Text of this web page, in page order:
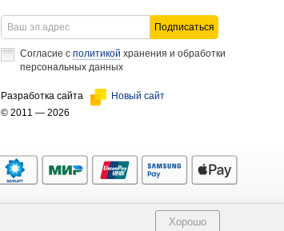
Подписаться
Согласие с политикой хранения и обработки
персональных данных
Разработка сайта
Новый сайт
© 2011 — 2026
Хорошо